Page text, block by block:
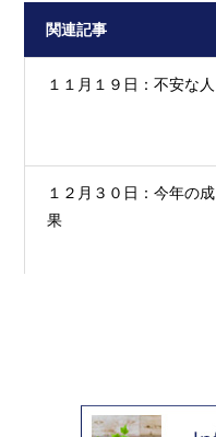
関連記事
１１月１９日：不安な人
１２月３０日：今年の成
果